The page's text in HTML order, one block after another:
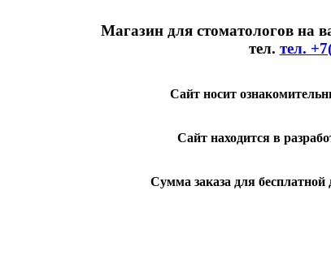
Магазин для стоматологов на
тел. тел.
Сайт носит
Сайт находится в
Сумма заказа для